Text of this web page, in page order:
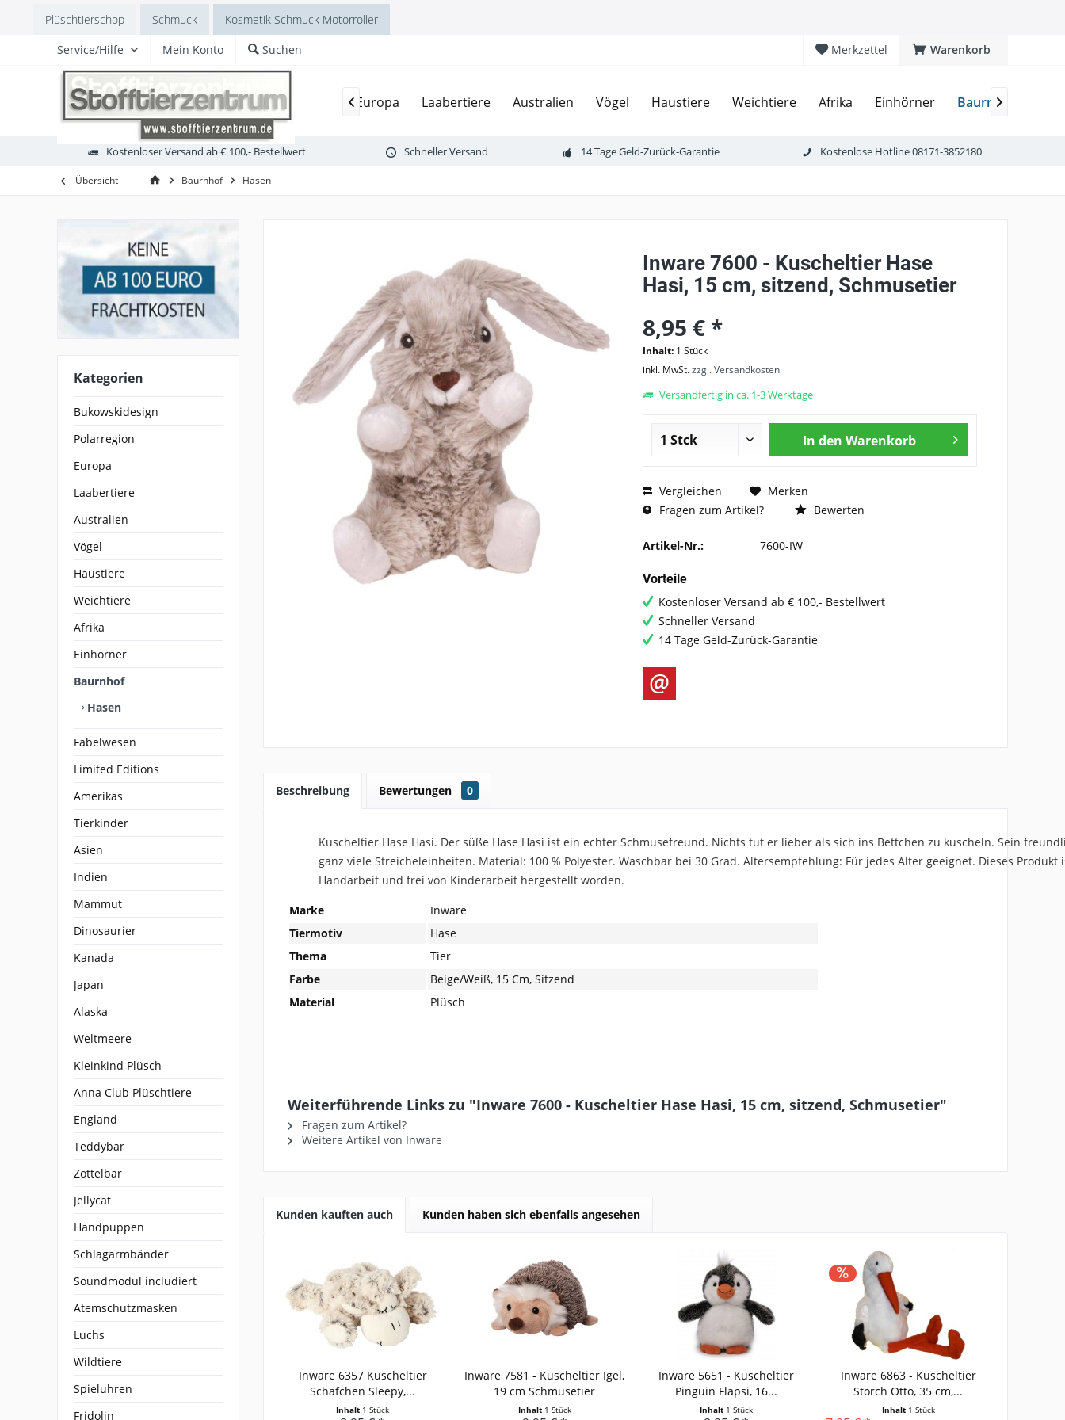
Plüschtierschop Schmuck
Kosmetik Schmuck Motorroller
Warenkorb
Merkzettel
Service/Hilfe Mein Konto Suchen
Bukowskidesign Polarregion Europa Laabertiere Australien Vögel Haustiere Weichtiere Afrika Einhörner Baurnhof
 
Kostenloser Versand ab € 100,- Bestellwert Schneller Versand 14 Tage Geld-Zurück-Garantie Kostenlose Hotline 08171-3852180
Übersicht Baurnhof Hasen
Kategorien
Bukowskidesign
Polarregion
Europa
Laabertiere
Australien
Vögel
Haustiere
Weichtiere
Afrika
Einhörner
Baurnhof
Hasen
Fabelwesen
Limited Editions
Amerikas
Tierkinder
Asien
Indien
Mammut
Dinosaurier
Kanada
Japan
Alaska
Weltmeere
Kleinkind Plüsch
Anna Club Plüschtiere
England
Teddybär
Zottelbär
Jellycat
Handpuppen
Schlagarmbänder
Soundmodul includiert
Atemschutzmasken
Luchs
Wildtiere
Spieluhren
Fridolin
Inware 7600 - Kuscheltier Hase
Hasi, 15 cm, sitzend, Schmusetier
8,95 € *
Inhalt: 1 Stück
inkl. MwSt.zzgl. Versandkosten
Versandfertig in ca. 1-3 Werktage
In den Warenkorb
Vergleichen
Merken
Fragen zum Artikel?
Bewerten
Artikel-Nr.: 7600-IW
Vorteile
Kostenloser Versand ab € 100,- Bestellwert
Schneller Versand
14 Tage Geld-Zurück-Garantie
Beschreibung Bewertungen 0
Kuscheltier Hase Hasi. Der süße Hase Hasi ist ein echter Schmusefreund. Nichts tut er lieber als sich ins Bettchen zu kuscheln. Sein
ganz viele Streicheleinheiten. Material: 100 % Polyester. Waschbar bei 30 Grad. Altersempfehlung: Für jedes Alter geeignet. Dieses
Handarbeit und frei von Kinderarbeit hergestellt worden.
Marke
Inware
Tiermotiv
Hase
Thema
Tier
Farbe
Beige/Weiß, 15 Cm, Sitzend
Material
Plüsch
Weiterführende Links zu "Inware 7600 - Kuscheltier Hase Hasi, 15 cm, sitzend, Schmusetier"
Fragen zum Artikel?
Weitere Artikel von Inware
Kunden kauften auch Kunden haben sich ebenfalls angesehen
Inware 6357 Kuscheltier
Schäfchen Sleepy,...
Inhalt 1 Stück
Inware 7581 - Kuscheltier Igel,
19 cm Schmusetier
Inhalt 1 Stück
Inware 5651 - Kuscheltier
Pinguin Flapsi, 16...
Inhalt 1 Stück
Inware 6863 - Kuscheltier
Storch Otto, 35 cm,...
Inhalt 1 Stück